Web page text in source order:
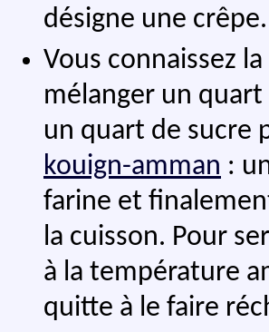
désigne une crêpe.
Vous connaissez
mélanger un
un quart de sucre
kouign-amman :
farine et
la cuisson. Pour
à la température
quitte à le faire